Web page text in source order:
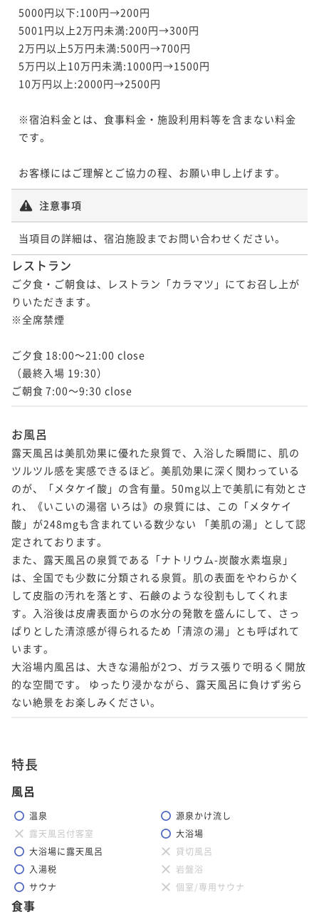
5000円以下:100円→200円
5001円以上2万円未満:200円→300円
2万円以上5万円未満:500円→700円
5万円以上10万円未満:1000円→1500円
10万円以上:2000円→2500円
※宿泊料金とは、食事料金・施設利用料等を含まない料金
です。
注意事項
当項目の詳細は、宿泊施設までお問い合わせください。
レストラン
ご夕食・ご朝食は、レストラン「カラマツ」にてお召し上が
りいただきます。
※全席禁煙
ご夕食	18:00～21:00 close
（最終入場 19:30）
ご朝食	7:00～9:30 close
お風呂
露天風呂は美肌効果に優れた泉質で、入浴した瞬間に、肌の
ツルツル感を実感できるほど。美肌効果に深く関わっている
のが、「メタケイ酸」の含有量。50mg以上で美肌に有効とさ
れ、《いこいの湯宿 いろは》の泉質には、この「メタケイ
酸」が248mgも含まれている数少ない 「美肌の湯」として認
定されております。
また、露天風呂の泉質である「ナトリウム-炭酸水素塩泉」
は、全国でも少数に分類される泉質。肌の表面をやわらかく
して皮脂の汚れを落とす、石鹸のような役割もしてくれま
す。入浴後は皮膚表面からの水分の発散を盛んにして、さっ
ぱりとした清涼感が得られるため「清涼の湯」とも呼ばれて
います。
大浴場内風呂は、大きな湯船が2つ、ガラス張りで明るく開放
的な空間です。 ゆったり浸かながら、露天風呂に負けず劣ら
ない絶景をお楽しみください。
特長
風呂
温泉
源泉かけ流し
露天風呂付客室
大浴場
大浴場に露天風呂
貸切風呂
入湯税
岩盤浴
サウナ
個室/専用サウナ
食事